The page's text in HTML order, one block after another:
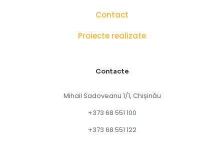
Contact
Proiecte realizate
Contacte
Mihail Sadoveanu 1/1, Chișinău
+373 68 551 100
+373 68 551 122